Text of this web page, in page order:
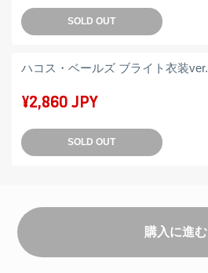
SOLD OUT
ハコス・ベールズ ブライト衣装ver.
¥2,860 JPY
SOLD OUT
購入に進む